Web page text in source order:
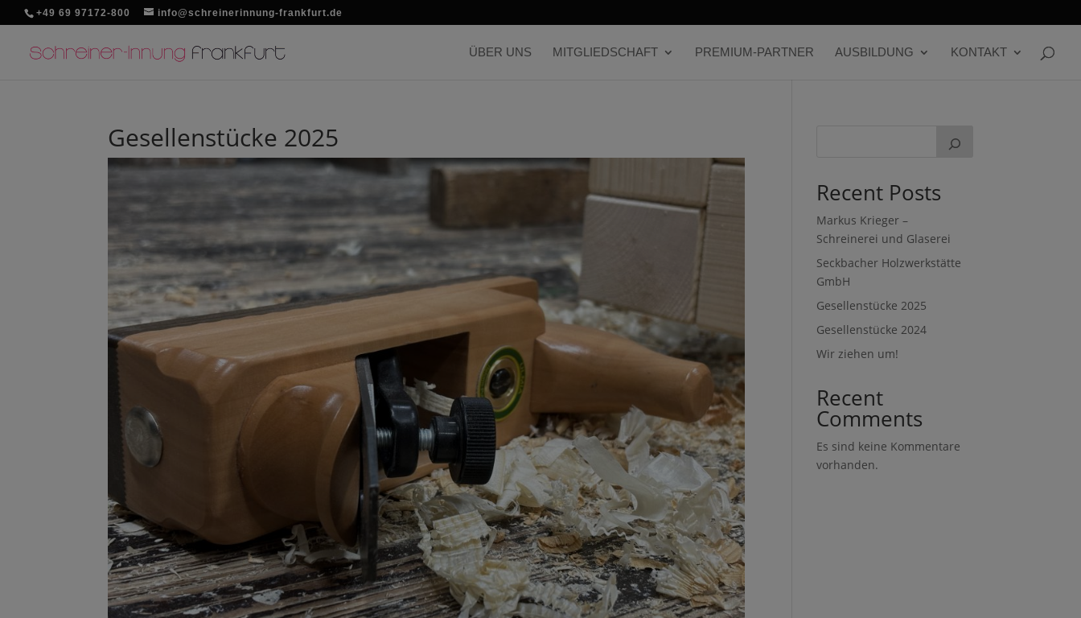
+49 69 97172-800 info@schreinerinnung-frankfurt.de
ÜBER UNS MITGLIEDSCHAFT PREMIUM-PARTNER AUSBILDUNG KONTAKT
Gesellenstücke 2025
Recent Posts
Markus Krieger –
Schreinerei und Glaserei
Seckbacher Holzwerkstätte
GmbH
Gesellenstücke 2025
Gesellenstücke 2024
Wir ziehen um!
Recent
Comments
Es sind keine Kommentare
vorhanden.